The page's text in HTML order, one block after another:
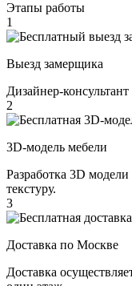
Этапы работы
1
Выезд замерщика
Дизайнер-
2
3D-модель мебели
Разработка 3D
текстуру.
3
Доставка по Москве
Доставка